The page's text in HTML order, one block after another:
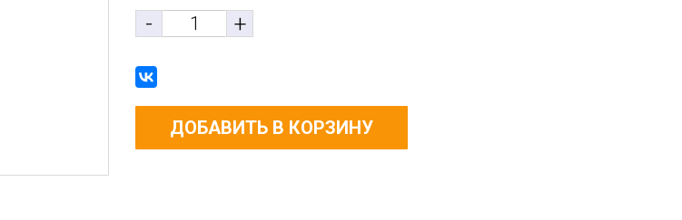
- +
ДОБАВИТЬ В КОРЗИНУ